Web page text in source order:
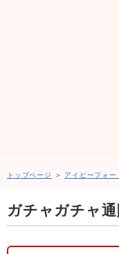
トップページ ＞ アイピーフォー
ガチャガチャ